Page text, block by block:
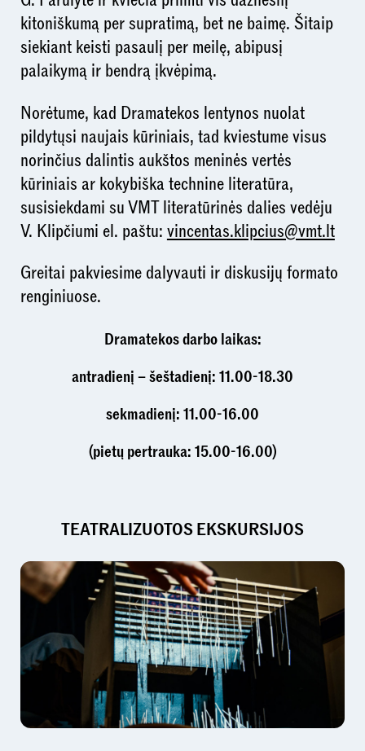
kitoniškumą per supratimą, bet ne baimę. Šitaip
siekiant keisti pasaulį per meilę, abipusį
palaikymą ir bendrą įkvėpimą.
Norėtume, kad Dramatekos lentynos nuolat
pildytųsi naujais kūriniais, tad kviestume visus
norinčius dalintis aukštos meninės vertės
kūriniais ar kokybiška technine literatūra,
susisiekdami su VMT literatūrinės dalies vedėju
V. Klipčiumi el. paštu: vincentas.klipcius@vmt.lt
Greitai pakviesime dalyvauti ir diskusijų formato
renginiuose.
Dramatekos darbo laikas:
antradienį – šeštadienį: 11.00-18.30
sekmadienį: 11.00-16.00
(pietų pertrauka: 15.00-16.00)
TEATRALIZUOTOS EKSKURSIJOS